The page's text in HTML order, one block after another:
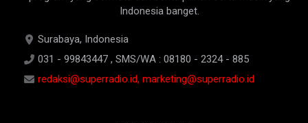
Indonesia banget.
Surabaya, Indonesia
031 - 99843447 , SMS/WA : 08180 - 2324 - 885
redaksi@superradio.id, marketing@superradio.id